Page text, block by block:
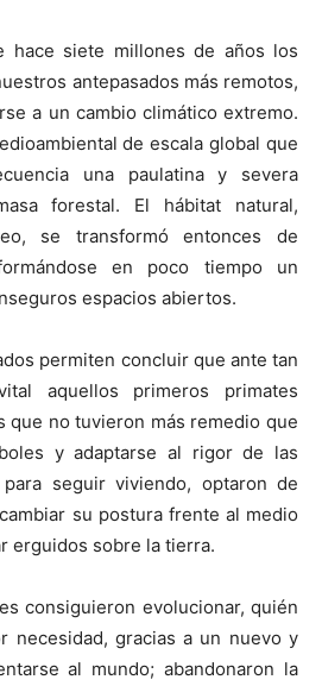
hace siete millones de años los
antepasados más remotos,
a un cambio climático extremo.
de escala global que
una paulatina y severa
forestal. El hábitat natural,
se transformó entonces de
en poco tiempo un
espacios abiertos.
permiten concluir que ante tan
aquellos primeros primates
que no tuvieron más remedio que
y adaptarse al rigor de las
seguir viviendo, optaron de
su postura frente al medio
erguidos sobre la tierra.
consiguieron evolucionar, quién
necesidad, gracias a un nuevo y
al mundo; abandonaron la